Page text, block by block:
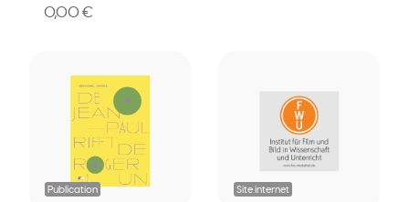
0,00 €
Publication Site internet